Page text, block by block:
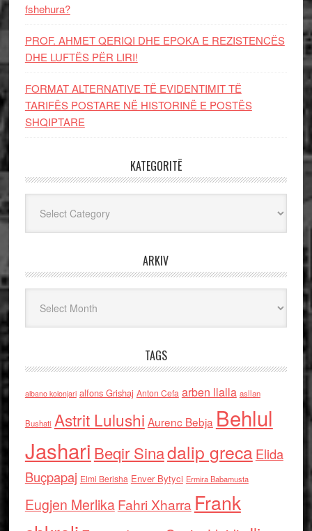
fshehura?
PROF. AHMET QERIQI DHE EPOKA E REZISTENCЁS
DHE LUFTЁS PЁR LIRI!
FORMAT ALTERNATIVE TË EVIDENTIMIT TË
TARIFËS POSTARE NË HISTORINË E POSTËS
SHQIPTARE
KATEGORITË
ARKIV
TAGS
albano kolonjari alfons Grishaj Anton Cefa arben llalla asllan
Bushati Astrit Lulushi Aurenc Bebja Behlul
Jashari Beqir Sinadalip grecaElida
Buçpapaj Elmi Berisha Enver Bytyci Ermira Babamusta
Eugjen MerlikaFahri Xharra Frank